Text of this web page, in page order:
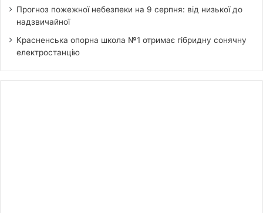
Прогноз пожежної небезпеки на 9 серпня: від низької до
надзвичайної
Красненська опорна школа №1 отримає гібридну сонячну
електростанцію